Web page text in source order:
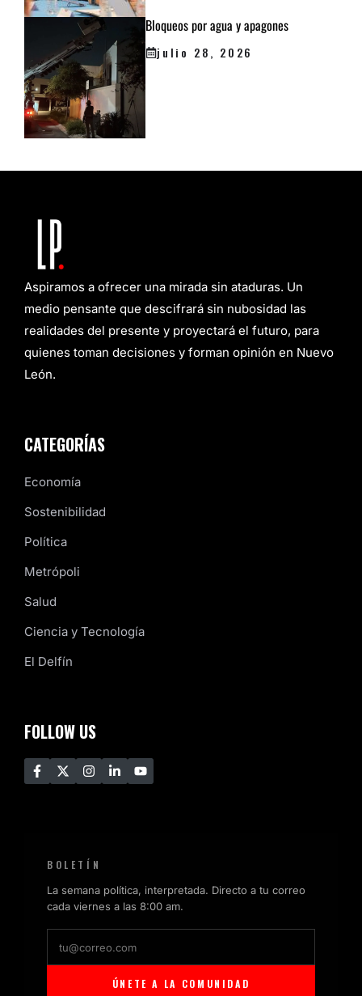
Bloqueos por agua y apagones
julio 28, 2026
Aspiramos a ofrecer una mirada sin ataduras. Un
medio pensante que descifrará sin nubosidad las
realidades del presente y proyectará el futuro, para
quienes toman decisiones y forman opinión en Nuevo
León.
CATEGORÍAS
Economía
Sostenibilidad
Política
Metrópoli
Salud
Ciencia y Tecnología
El Delfín
FOLLOW US
BOLETÍN
La semana política, interpretada. Directo a tu correo
cada viernes a las 8:00 am.
ÚNETE A LA COMUNIDAD